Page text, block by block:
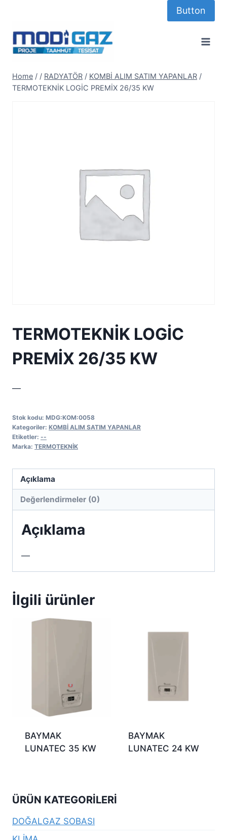
content
Button
Home / / RADYATÖR / KOMBİ ALIM SATIM YAPANLAR /
TERMOTEKNİK LOGİC PREMİX 26/35 KW
TERMOTEKNİK LOGİC
PREMİX 26/35 KW
—
Stok kodu: MDG:KOM:0058
Kategoriler: KOMBİ ALIM SATIM YAPANLAR
Etiketler: --
Marka: TERMOTEKNİK
Açıklama
Değerlendirmeler (0)
Açıklama
—
İlgili ürünler
BAYMAK
LUNATEC 35 KW
BAYMAK
LUNATEC 24 KW
ÜRÜN KATEGORILERI
DOĞALGAZ SOBASI